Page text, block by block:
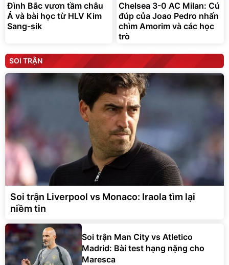
Đình Bắc vươn tầm châu
Á và bài học từ HLV Kim
Sang-sik
Chelsea 3-0 AC Milan: Cú
đúp của Joao Pedro nhấn
chìm Amorim và các học
trò
SOI TRẬN
Soi trận Liverpool vs Monaco: Iraola tìm lại
niềm tin
Soi trận Man City vs Atletico
Madrid: Bài test hạng nặng cho
Maresca